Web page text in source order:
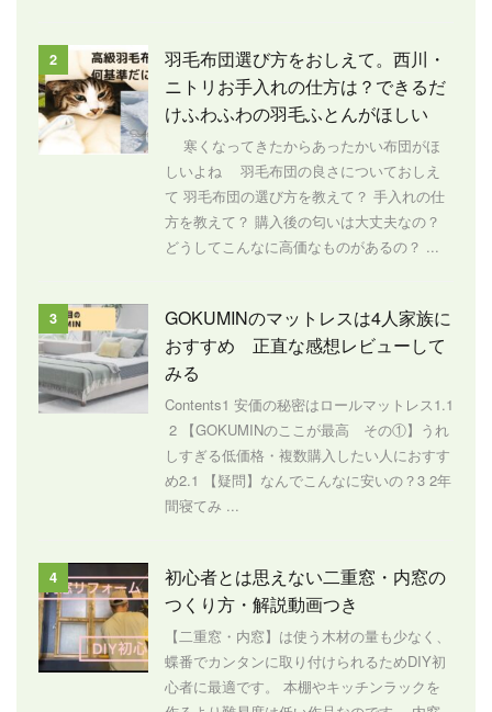
2
羽毛布団選び方をおしえて。西川・
ニトリお手入れの仕方は？できるだ
けふわふわの羽毛ふとんがほしい
寒くなってきたからあったかい布団がほ
しいよね 羽毛布団の良さについておしえ
て 羽毛布団の選び方を教えて？ 手入れの仕
方を教えて？ 購入後の匂いは大丈夫なの？
どうしてこんなに高価なものがあるの？ ...
3
GOKUMINのマットレスは4人家族に
おすすめ 正直な感想レビューして
みる
Contents1 安価の秘密はロールマットレス1.1
2 【GOKUMINのここが最高 その①】うれ
しすぎる低価格・複数購入したい人におすす
め2.1 【疑問】なんでこんなに安いの？3 2年
間寝てみ ...
4
初心者とは思えない二重窓・内窓の
つくり方・解説動画つき
【二重窓・内窓】は使う木材の量も少なく、
蝶番でカンタンに取り付けられるためDIY初
心者に最適です。 本棚やキッチンラックを